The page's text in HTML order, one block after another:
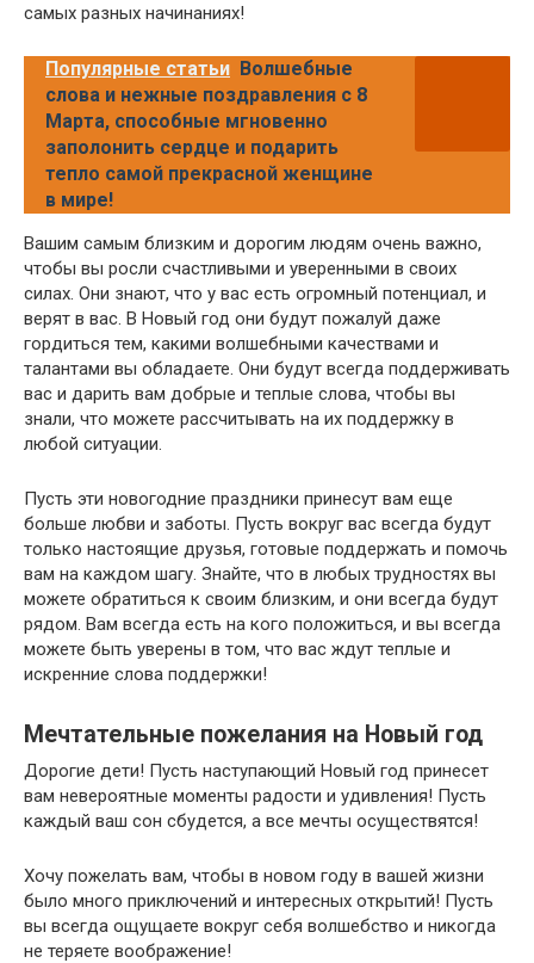
самых разных начинаниях!
Популярные статьи Волшебные
слова и нежные поздравления с 8
Марта, способные мгновенно
заполонить сердце и подарить
тепло самой прекрасной женщине
в мире!
Вашим самым близким и дорогим людям очень важно,
чтобы вы росли счастливыми и уверенными в своих
силах. Они знают, что у вас есть огромный потенциал, и
верят в вас. В Новый год они будут пожалуй даже
гордиться тем, какими волшебными качествами и
талантами вы обладаете. Они будут всегда поддерживать
вас и дарить вам добрые и теплые слова, чтобы вы
знали, что можете рассчитывать на их поддержку в
любой ситуации.
Пусть эти новогодние праздники принесут вам еще
больше любви и заботы. Пусть вокруг вас всегда будут
только настоящие друзья, готовые поддержать и помочь
вам на каждом шагу. Знайте, что в любых трудностях вы
можете обратиться к своим близким, и они всегда будут
рядом. Вам всегда есть на кого положиться, и вы всегда
можете быть уверены в том, что вас ждут теплые и
искренние слова поддержки!
Мечтательные пожелания на Новый год
Дорогие дети! Пусть наступающий Новый год принесет
вам невероятные моменты радости и удивления! Пусть
каждый ваш сон сбудется, а все мечты осуществятся!
Хочу пожелать вам, чтобы в новом году в вашей жизни
было много приключений и интересных открытий! Пусть
вы всегда ощущаете вокруг себя волшебство и никогда
не теряете воображение!